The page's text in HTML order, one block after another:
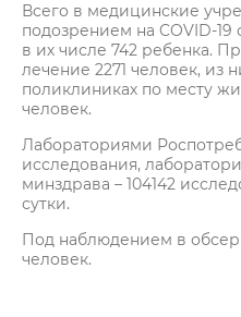
Всего в медицинские
подозрением на COVID-19
в их числе 742 ребенка.
лечение 2271 человек, из
поликлиниках по месту
человек.
Лабораториями
исследования,
минздрава – 104142
сутки.
Под наблюдением в
человек.